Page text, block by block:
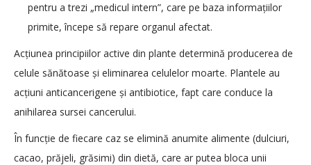
pentru a trezi „medicul intern”, care pe baza informațiilor
primite, începe să repare organul afectat.
Acțiunea principiilor active din plante determină producerea de
celule sănătoase și eliminarea celulelor moarte. Plantele au
acțiuni anticancerigene și antibiotice, fapt care conduce la
anihilarea sursei cancerului.
În funcție de fiecare caz se elimină anumite alimente (dulciuri,
cacao, prăjeli, grăsimi) din dietă, care ar putea bloca unii